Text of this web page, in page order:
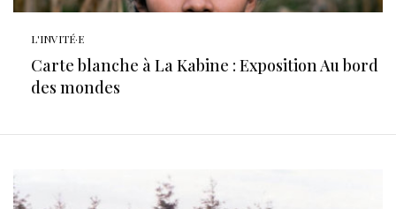
L'INVITÉ·E
Carte blanche à La Kabine : Exposition Au bord
des mondes